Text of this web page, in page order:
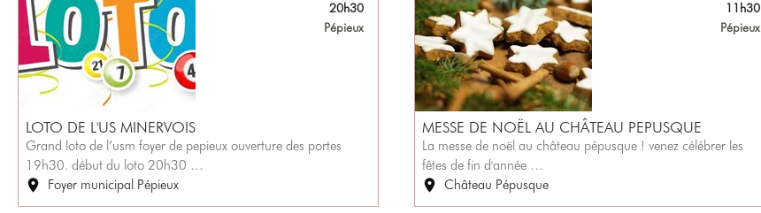
20h30
Pépieux
LOTO DE L'US MINERVOIS
Grand loto de l’usm foyer de pepieux ouverture des portes
19h30. début du loto 20h30 …
Foyer municipal Pépieux
11h30
Pépieux
MESSE DE NOËL AU CHÂTEAU PEPUSQUE
La messe de noël au château pépusque ! venez célébrer les
fêtes de fin d'année …
Château Pépusque